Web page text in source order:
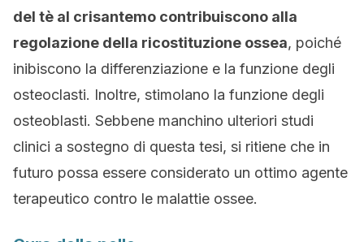
del tè al crisantemo contribuiscono alla
regolazione della ricostituzione ossea, poiché
inibiscono la differenziazione e la funzione degli
osteoclasti. Inoltre, stimolano la funzione degli
osteoblasti. Sebbene manchino ulteriori studi
clinici a sostegno di questa tesi, si ritiene che in
futuro possa essere considerato un ottimo agente
terapeutico contro le malattie ossee.